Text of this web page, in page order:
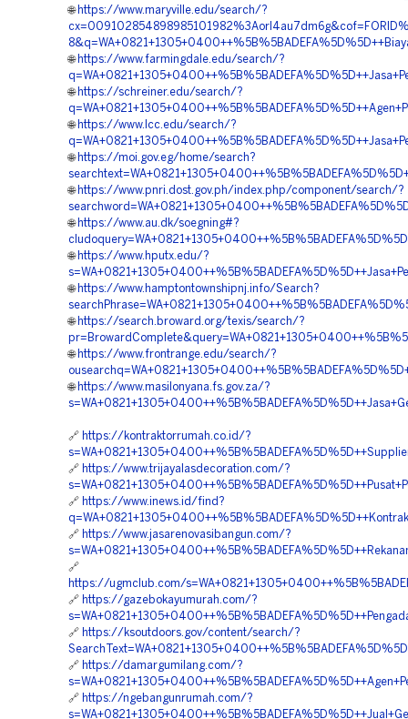
🌐 https://www.maryville.edu/search/?
🌐 https://www.farmingdale.edu/search/?
🌐 https://schreiner.edu/search/?
🌐 https://www.lcc.edu/search/?
🌐 https://moi.gov.eg/home/search?
🌐 https://www.pnri.dost.gov.ph/index.php/component/search/?
🌐 https://www.au.dk/soegning#?
🌐 https://www.hputx.edu/?
🌐 https://www.hamptontownshipnj.info/Search?
🌐 https://search.broward.org/texis/search/?
🌐 https://www.frontrange.edu/search/?
🌐 https://www.masilonyana.fs.gov.za/?
🔗 https://kontraktorrumah.co.id/?
🔗 https://www.trijayalasdecoration.com/?
🔗 https://www.inews.id/find?
🔗 https://www.jasarenovasibangun.com/?
🔗
https://ugmclub.com/
🔗 https://gazebokayumurah.com/?
🔗 https://ksoutdoors.gov/content/search/?
🔗 https://damargumilang.com/?
🔗 https://ngebangunrumah.com/?